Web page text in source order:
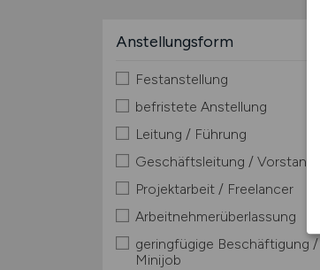
Anstellungsform
Festanstellung
befristete Anstellung
Leitung / Führung
Geschäftsleitung / Vorstand
Projektarbeit / Freelancer
Arbeitnehmerüberlassung
geringfügige Beschäftigung /
Minijob